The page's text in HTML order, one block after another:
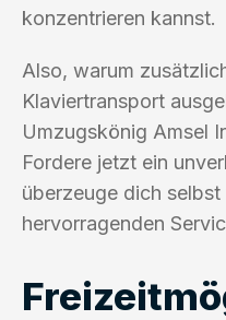
konzentrieren kannst.
Also, warum
Klaviertransport
Umzugskönig Amsel
Fordere jetzt ein
überzeuge dich selbst
hervorragenden